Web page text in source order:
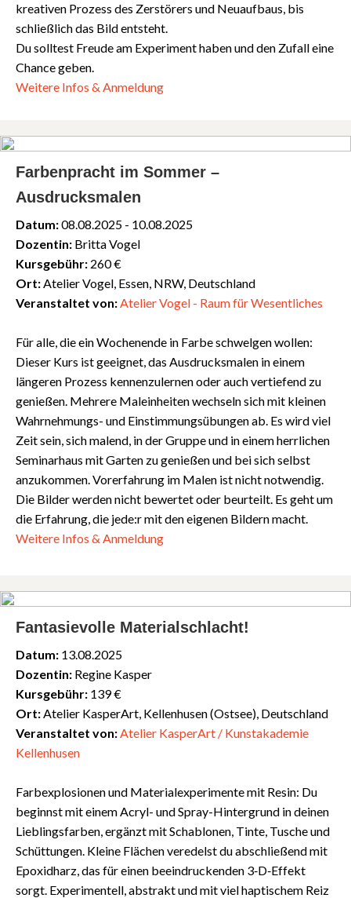
kreativen Prozess des Zerstörers und Neuaufbaus, bis
schließlich das Bild entsteht.
Du solltest Freude am Experiment haben und den Zufall eine
Chance geben.
Weitere Infos & Anmeldung
Farbenpracht im Sommer –
Ausdrucksmalen
Datum:08.08.2025 - 10.08.2025
Dozentin: Britta Vogel
Kursgebühr: 260 €
Ort:Atelier Vogel, Essen, NRW, Deutschland
Veranstaltet von:Atelier Vogel - Raum für Wesentliches
Für alle, die ein Wochenende in Farbe schwelgen wollen:
Dieser Kurs ist geeignet, das Ausdrucksmalen in einem
längeren Prozess kennenzulernen oder auch vertiefend zu
genießen. Mehrere Maleinheiten wechseln sich mit kleinen
Wahrnehmungs- und Einstimmungsübungen ab. Es wird viel
Zeit sein, sich malend, in der Gruppe und in einem herrlichen
Seminarhaus mit Garten zu genießen und bei sich selbst
anzukommen. Vorerfahrung im Malen ist nicht notwendig.
Die Bilder werden nicht bewertet oder beurteilt. Es geht um
die Erfahrung, die jede:r mit den eigenen Bildern macht.
Weitere Infos & Anmeldung
Fantasievolle Materialschlacht!
Datum: 13.08.2025
Dozentin: Regine Kasper
Kursgebühr: 139 €
Ort:Atelier KasperArt, Kellenhusen (Ostsee), Deutschland
Veranstaltet von:Atelier KasperArt / Kunstakademie
Kellenhusen
Farbexplosionen und Materialexperimente mit Resin: Du
beginnst mit einem Acryl- und Spray-Hintergrund in deinen
Lieblingsfarben, ergänzt mit Schablonen, Tinte, Tusche und
Schüttungen. Kleine Flächen veredelst du abschließend mit
Epoxidharz, das für einen beeindruckenden 3‑D‑Effekt
sorgt. Experimentell, abstrakt und mit viel haptischem Reiz